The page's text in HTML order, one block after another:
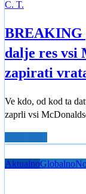
C. T.
BREAKING
dalje res vsi
zapirati
Ve kdo, od kod ta
zaprli vsi
AktualnoGlobalno